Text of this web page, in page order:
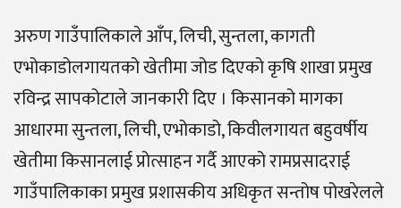
अरुण गाउँपालिकाले आँप, लिची, सुन्तला, कागती
एभोकाडोलगायतको खेतीमा जोड दिएको कृषि शाखा प्रमुख
रविन्द्र सापकोटाले जानकारी दिए । किसानको मागका
आधारमा सुन्तला, लिची, एभोकाडो, किवीलगायत बहुवर्षीय
खेतीमा किसानलाई प्रोत्साहन गर्दै आएको रामप्रसादराई
गाउँपालिकाका प्रमुख प्रशासकीय अधिकृत सन्तोष पोखरेलले